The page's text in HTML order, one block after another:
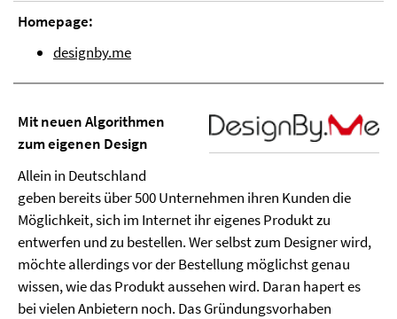
Homepage:
designby.me
Mit neuen Algorithmen
zum eigenen Design
Allein in Deutschland
geben bereits über 500 Unternehmen ihren Kunden die
Möglichkeit, sich im Internet ihr eigenes Produkt zu
entwerfen und zu bestellen. Wer selbst zum Designer wird,
möchte allerdings vor der Bestellung möglichst genau
wissen, wie das Produkt aussehen wird. Daran hapert es
bei vielen Anbietern noch. Das Gründungsvorhaben